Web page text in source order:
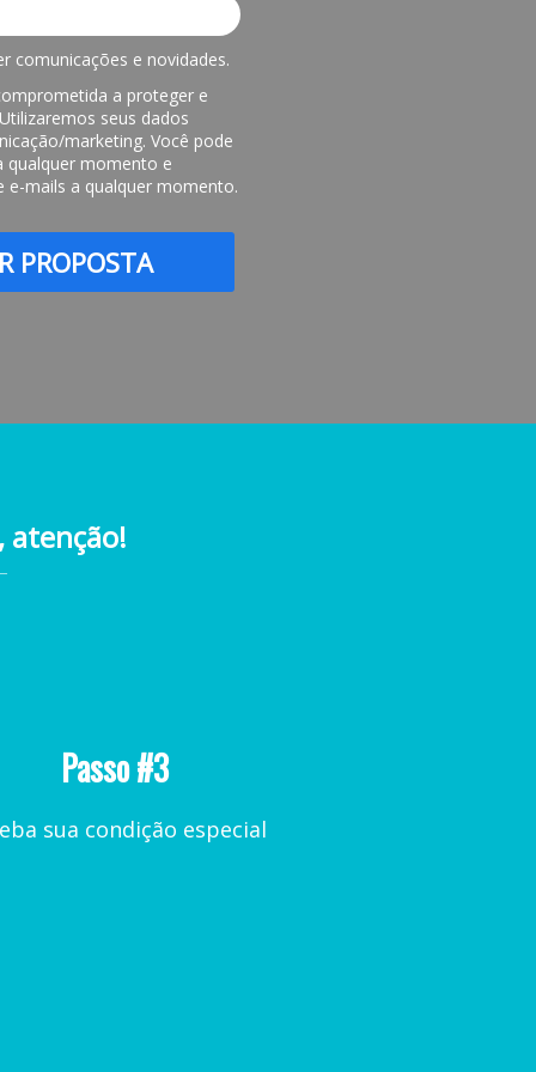
comunicações e novidades.
a proteger e
seus dados
marketing. Você pode
qualquer momento e
e-mails a qualquer momento.
PROPOSTA
atenção!
Passo #3
sua condição especial